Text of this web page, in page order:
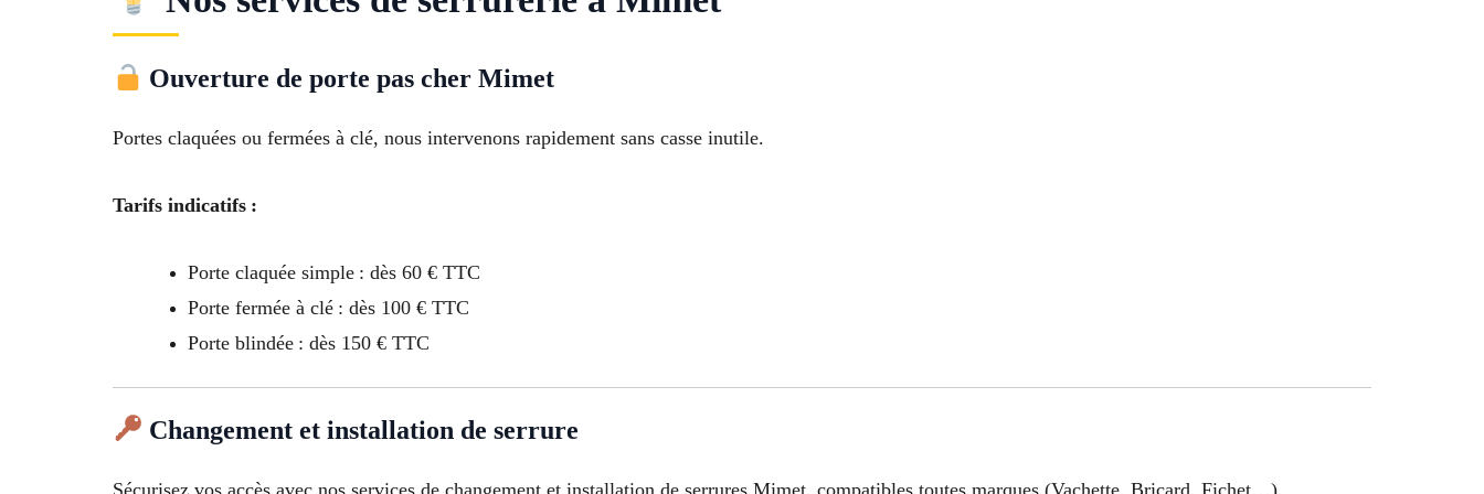
Ouverture de porte pas cher Mimet
Portes claquées ou fermées à clé, nous intervenons rapidement sans casse inutile.
Tarifs indicatifs :
Porte claquée simple : dès 60 € TTC
Porte fermée à clé : dès 100 € TTC
Porte blindée : dès 150 € TTC
Changement et installation de serrure
Sécurisez vos accès avec nos services de changement et installation de serrures Mimet, compatibles toutes marques (Vachette, Bricard, Fichet…).